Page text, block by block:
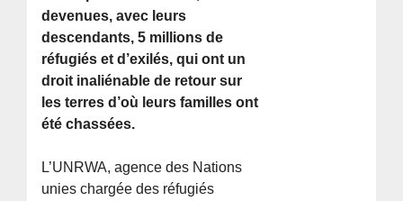
devenues, avec leurs
descendants, 5 millions de
réfugiés et d’exilés, qui ont un
droit inaliénable de retour sur
les terres d’où leurs familles ont
été chassées.
L’UNRWA, agence des Nations
unies chargée des réfugiés